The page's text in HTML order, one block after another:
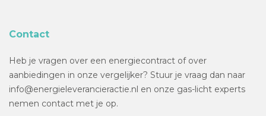
Contact
Heb je vragen over een energiecontract of over
aanbiedingen in onze vergelijker? Stuur je vraag dan naar
info@energieleverancieractie.nl en onze gas-licht experts
nemen contact met je op.